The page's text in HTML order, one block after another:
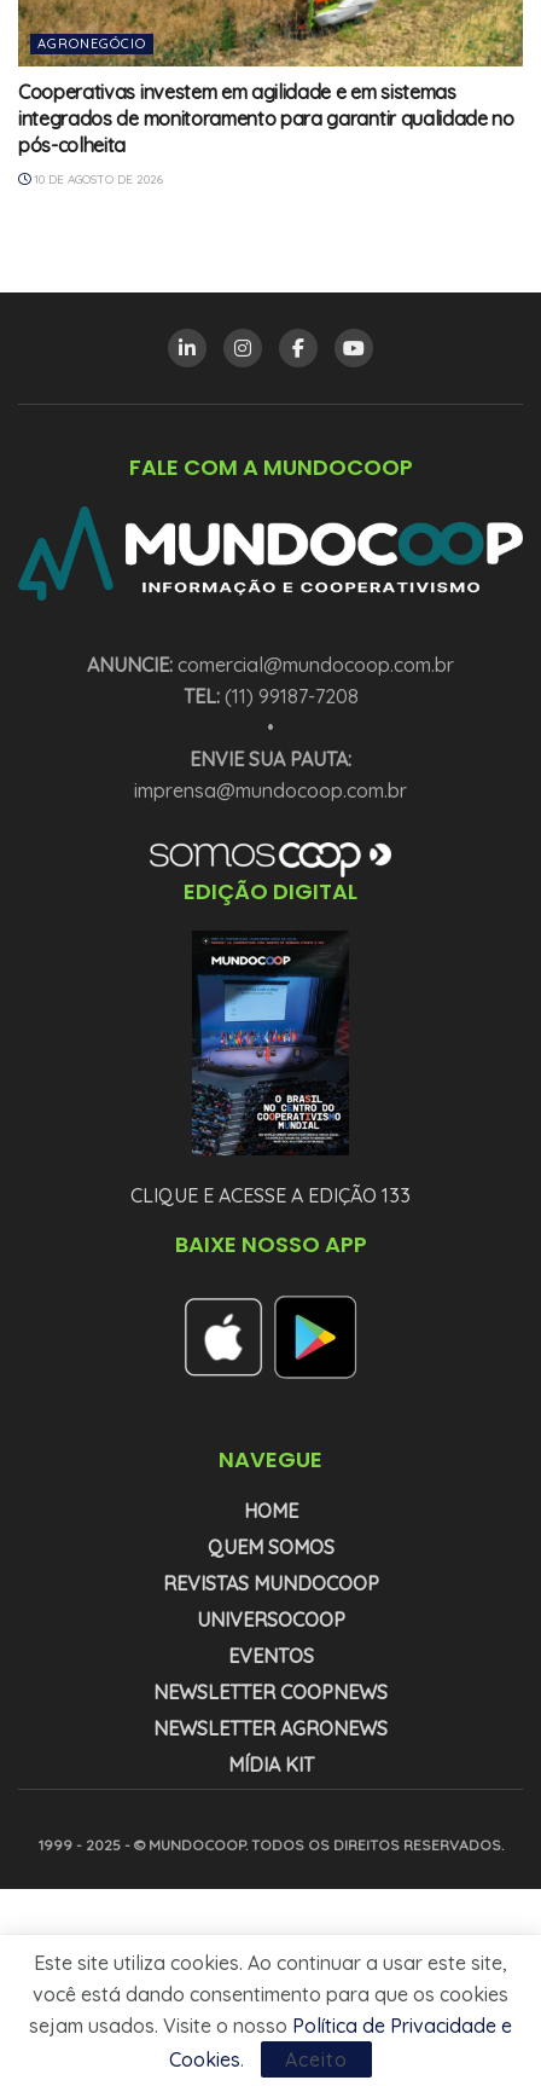
AGRONEGÓCIO
Cooperativas investem em agilidade e em sistemas
integrados de monitoramento para garantir qualidade no
pós-colheita
10 DE AGOSTO DE 2026
FALE COM A MUNDOCOOP
ANUNCIE: comercial@mundocoop.com.br
TEL:(11) 99187-7208
•
ENVIE SUA PAUTA:
imprensa@mundocoop.com.br
EDIÇÃO DIGITAL
CLIQUE E ACESSE A EDIÇÃO 133
BAIXE NOSSO APP
NAVEGUE
HOME
QUEM SOMOS
REVISTAS MUNDOCOOP
UNIVERSOCOOP
EVENTOS
NEWSLETTER COOPNEWS
NEWSLETTER AGRONEWS
MÍDIA KIT
1999 - 2025 - © MUNDOCOOP. TODOS OS DIREITOS RESERVADOS.
Este site utiliza cookies. Ao continuar a usar este site,
você está dando consentimento para que os cookies
sejam usados. Visite o nosso Política de Privacidade e
Cookies. Aceito